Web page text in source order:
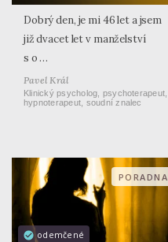
Dobrý den, je mi 46 let a jsem
již dvacet let v manželství
s o …
Pavel Král
Klinický psycholog, psychoterapeut,
hypnoterapeut, soudní znalec
odemčené
PORADNA